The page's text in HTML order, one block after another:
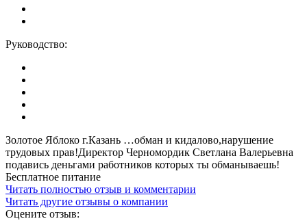
Руководство:
Золотое Яблоко г.Казань …обман и кидалово,нарушение
трудовых прав!Директор Черномордик Светлана Валерьевна
подавись деньгами работников которых ты обманываешь!
Бесплатное питание
Читать полностью отзыв и комментарии
Читать другие отзывы о компании
Оцените отзыв: